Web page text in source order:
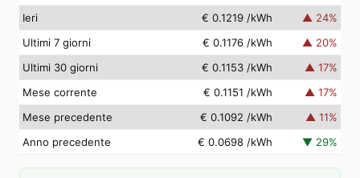
Ieri
€ 0.1219 /kWh ▲ 24%
Ultimi 7 giorni
€ 0.1176 /kWh ▲ 20%
Ultimi 30 giorni
€ 0.1153 /kWh ▲ 17%
Mese corrente
€ 0.1151 /kWh ▲ 17%
Mese precedente
€ 0.1092 /kWh ▲ 11%
Anno precedente
€ 0.0698 /kWh ▼ 29%